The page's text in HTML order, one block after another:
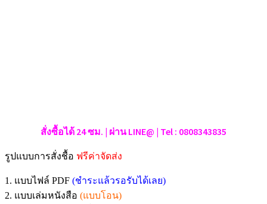
สั่งซื้อได้ 24 ซม. | ผ่าน LINE@ | Tel : 0808343835
รูปแบบการสั่งชื้อ ฟรีค่าจัดส่ง
1. แบบไฟล์ PDF (ชำระแล้วรอรับได้เลย)
2. แบบเล่มหนังสือ (แบบโอน)